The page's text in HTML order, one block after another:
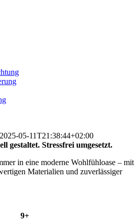
2025-05-11T21:38:44+02:00
gestaltet. Stressfrei umgesetzt.
in eine moderne Wohlfühloase – mit
Materialien und zuverlässiger
9+